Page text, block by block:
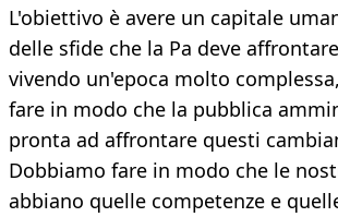
L'obiettivo è avere un capitale
delle sfide che la Pa deve
vivendo un'epoca molto
fare in modo che la pubblica
pronta ad affrontare questi
Dobbiamo fare in modo che le
abbiano quelle competenze e